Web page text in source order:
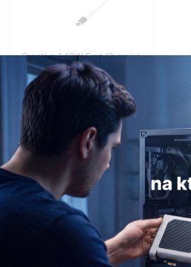
Creative 140W Fast Charging
Cable
89,00zł
Creative 30W GaN Charger
83,00zł